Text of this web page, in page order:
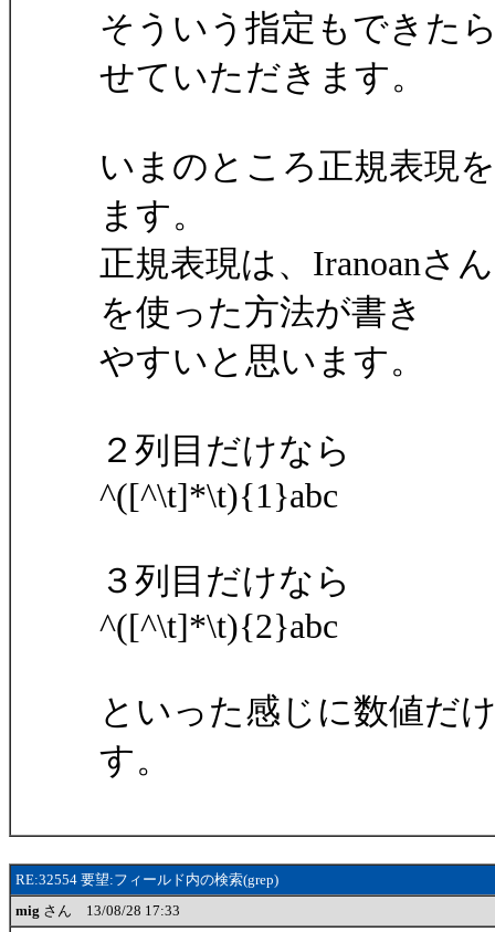
そういう指定もできた
せていただきます。
いまのところ正規表現
ます。
正規表現は、Iranoanさ
を使った方法が書き
やすいと思います。
２列目だけなら
^([^\t]*\t){1}abc
３列目だけなら
^([^\t]*\t){2}abc
といった感じに数値だ
す。
RE:32554 要望:フィールド内の検索(grep)
mig さん 13/08/28 17:33